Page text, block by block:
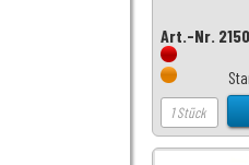
Art.-Nr.